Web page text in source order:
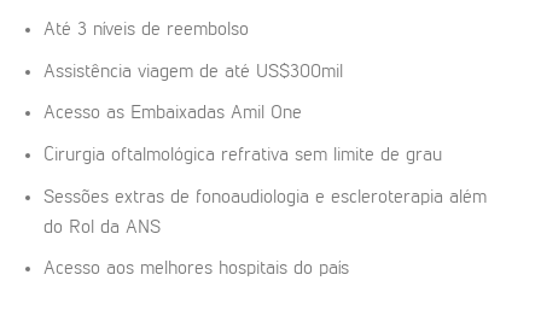
Até 3 níveis de reembolso
Assistência viagem de até US$300mil
Acesso as Embaixadas Amil One
Cirurgia oftalmológica refrativa sem limite de grau
Sessões extras de fonoaudiologia e escleroterapia além
do Rol da ANS
Acesso aos melhores hospitais do país